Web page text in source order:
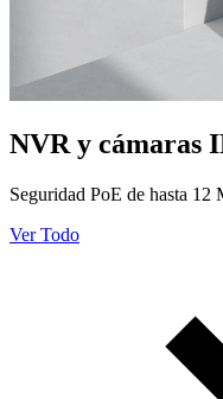
NVR y cámaras
Seguridad PoE de hasta 12
Ver Todo